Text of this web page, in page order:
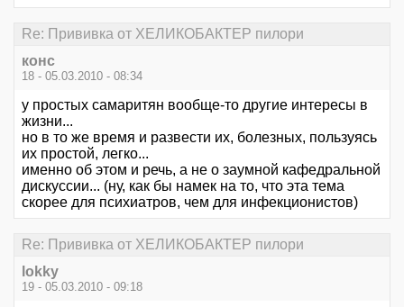
Re: Прививка от ХЕЛИКОБАКТЕР пилори
конс
18 - 05.03.2010 - 08:34
у простых самаритян вообще-то другие интересы в
жизни...
но в то же время и развести их, болезных, пользуясь
их простой, легко...
именно об этом и речь, а не о заумной кафедральной
дискуссии... (ну, как бы намек на то, что эта тема
скорее для психиатров, чем для инфекционистов)
Re: Прививка от ХЕЛИКОБАКТЕР пилори
lokky
19 - 05.03.2010 - 09:18